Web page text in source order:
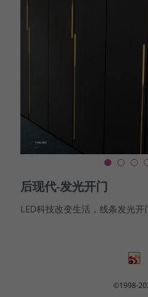
SHOP丨
后现代-发光开门
LED科技改变生活，线条发光开
©1998-